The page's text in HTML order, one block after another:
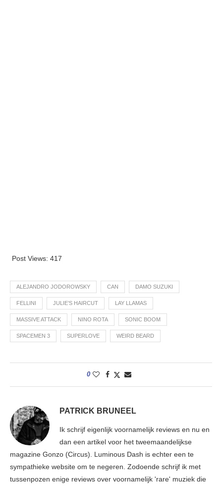
Post Views: 417
ALEJANDRO JODOROWSKY CAN DAMO SUZUKI
FELLINI JULIE’S HAIRCUT LAY LLAMAS
MASSIVE ATTACK NINO ROTA SONIC BOOM
SPACEMEN 3 SUPERLOVE WEIRD BEARD
0
PATRICK BRUNEEL
Ik schrijf eigenlijk voornamelijk reviews en nu en
dan een artikel voor het tweemaandelijkse
magazine Gonzo (Circus). Luminous Dash is echter een te
sympathieke website om te negeren. Zodoende schrijf ik met
tussenpozen enige reviews over voornamelijk 'rare' muziek die